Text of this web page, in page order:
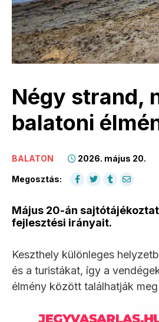
Négy strand,
balatoni
BALATON 2026. május 20.
Megosztás:
Május 20-án
fejlesztési irányait.
Keszthely különleges
és a turistákat, így a
élmény között találhatják